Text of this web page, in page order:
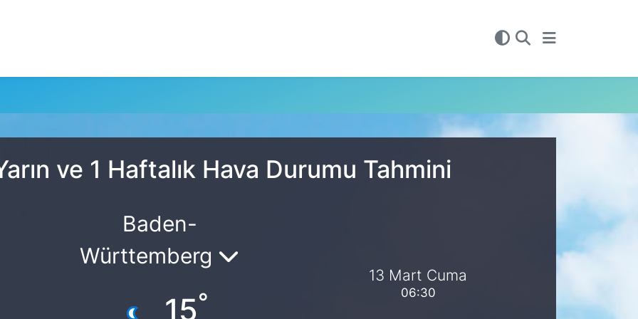
ve 1 Haftalık Hava Durumu Tahmini
Baden-
Württemberg
15°
13 Mart Cuma
06:30